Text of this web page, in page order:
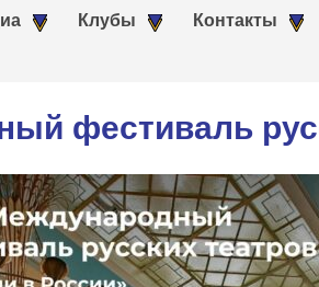
Клубы Контакты
фестиваль